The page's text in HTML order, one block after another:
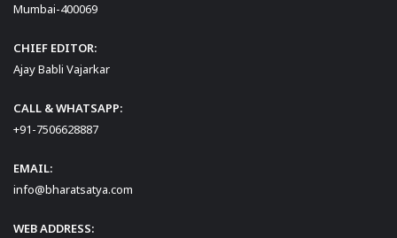
Mumbai-400069
CHIEF EDITOR:
Ajay Babli Vajarkar
CALL & WHATSAPP:
+91-7506628887
EMAIL:
info@bharatsatya.com
WEB ADDRESS: